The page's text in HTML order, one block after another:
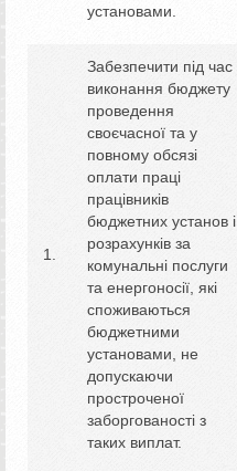
установами.
Забезпечити під час
виконання бюджету
проведення
своєчасної та у
повному обсязі
оплати праці
працівників
бюджетних установ і
розрахунків за
комунальні послуги
та енергоносії, які
споживаються
бюджетними
установами, не
допускаючи
простроченої
заборгованості з
таких виплат.